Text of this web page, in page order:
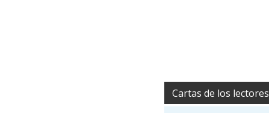
Cartas de los lectores